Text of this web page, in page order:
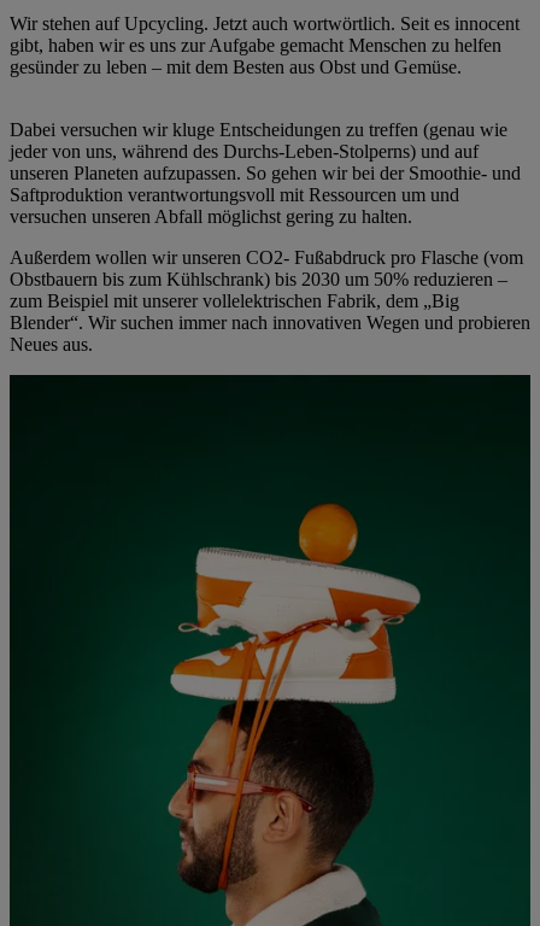
Wir stehen auf Upcycling. Jetzt auch wortwörtlich. Seit es innocent
gibt, haben wir es uns zur Aufgabe gemacht Menschen zu helfen
gesünder zu leben – mit dem Besten aus Obst und Gemüse. ​
Dabei versuchen wir kluge Entscheidungen zu treffen (genau wie
jeder von uns, während des Durchs-Leben-Stolperns) und auf
unseren Planeten aufzupassen. So gehen wir bei der Smoothie- und
Saftproduktion verantwortungsvoll mit Ressourcen um und
versuchen unseren Abfall möglichst gering zu halten.
Außerdem wollen wir unseren CO2- Fußabdruck pro Flasche (vom
Obstbauern bis zum Kühlschrank) bis 2030 um 50% reduzieren –
zum Beispiel mit unserer vollelektrischen Fabrik, dem „Big
Blender“. Wir suchen immer nach innovativen Wegen und probieren
Neues aus. ​